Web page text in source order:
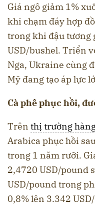
Giá ngô giảm 1%
khi chạm đáy hợp
trong khi đậu tương
USD/bushel. Triển
Nga, Ukraine cùng
Mỹ đang tạo áp lực
Cà phê phục hồi,
Trên thị trường
Arabica phục hồi
trong 1 năm rưỡi.
2,4720 USD/pound
USD/pound trong
0,8% lên 3.342